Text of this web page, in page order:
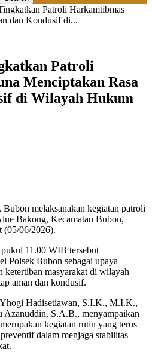
Patroli Harkamtibmas
dan Kondusif di...
Patroli
Menciptakan Rasa
di Wilayah Hukum
melaksanakan kegiatan patroli
Bakong, Kecamatan Bubon,
(05/06/2026).
11.00 WIB tersebut
Polsek Bubon sebagai upaya
ketertiban masyarakat di wilayah
aman dan kondusif.
Hadisetiawan, S.I.K., M.I.K.,
S.A.B., menyampaikan
kegiatan rutin yang terus
dalam menjaga stabilitas